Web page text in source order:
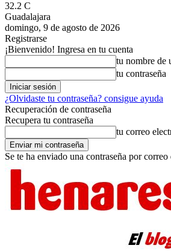
32.2 C
Guadalajara
domingo, 9 de agosto de 2026
Registrarse
¡Bienvenido! Ingresa en tu cuenta
tu nombre de
tu contraseña
¿Olvidaste tu contraseña? consigue ayuda
Recuperación de contraseña
Recupera tu contraseña
tu correo
Se te ha enviado una contraseña por